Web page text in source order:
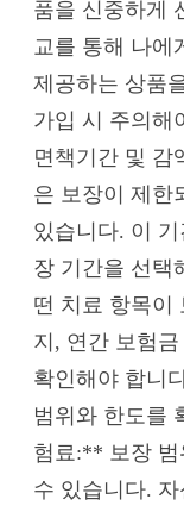
품을 신중하게
교를 통해 나에
제공하는 상품
가입 시 주의해
면책기간 및 감
은 보장이 제한
있습니다. 이
장 기간을 선택
떤 치료 항목이
지, 연간 보험
확인해야 합니
범위와 한도를
험료:** 보장 범
수 있습니다.